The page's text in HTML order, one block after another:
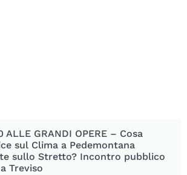
ALLE GRANDI OPERE – Cosa
sul Clima a Pedemontana
sullo Stretto? Incontro pubblico
Treviso